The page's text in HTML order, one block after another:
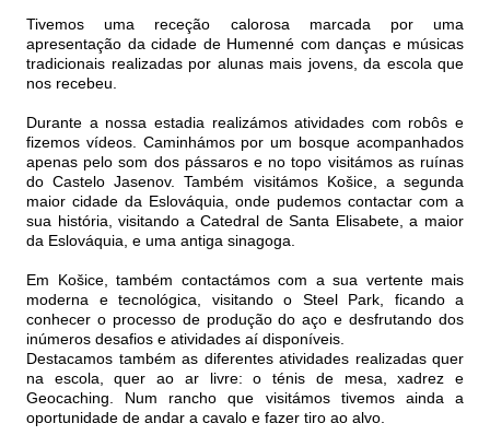
Tivemos uma receção calorosa marcada por uma
apresentação da cidade de Humenné com danças e músicas
tradicionais realizadas por alunas mais jovens, da escola que
nos recebeu.
Durante a nossa estadia realizámos atividades com robôs e
fizemos vídeos. Caminhámos por um bosque acompanhados
apenas pelo som dos pássaros e no topo visitámos as ruínas
do Castelo Jasenov. Também visitámos Košice, a segunda
maior cidade da Eslováquia, onde pudemos contactar com a
sua história, visitando a Catedral de Santa Elisabete, a maior
da Eslováquia, e uma antiga sinagoga.
Em Košice, também contactámos com a sua vertente mais
moderna e tecnológica, visitando o Steel Park, ficando a
conhecer o processo de produção do aço e desfrutando dos
inúmeros desafios e atividades aí disponíveis.
Destacamos também as diferentes atividades realizadas quer
na escola, quer ao ar livre: o ténis de mesa, xadrez e
Geocaching. Num rancho que visitámos tivemos ainda a
oportunidade de andar a cavalo e fazer tiro ao alvo.